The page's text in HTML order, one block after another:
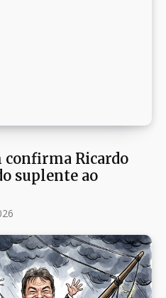
Ricardo
suplente ao